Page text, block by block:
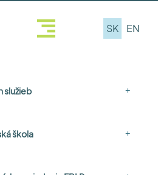
SK EN
služieb +
škola +